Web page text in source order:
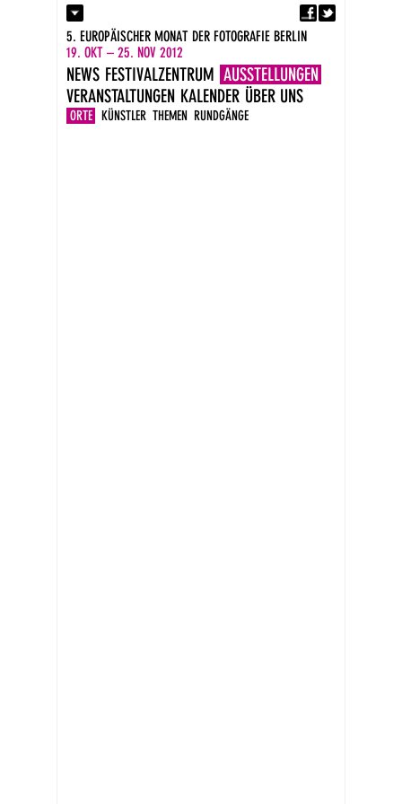
Kontakt
Presse
Impressum
DE
EN
5. EUROPÄISCHER MONAT DER FOTOGRAFIE BERLIN
19. OKT – 25. NOV 2012
NEWS FESTIVALZENTRUM AUSSTELLUNGEN
ORTE KÜNSTLER THEMEN RUNDGÄNGE
VERANSTALTUNGEN KALENDER ÜBER UNS